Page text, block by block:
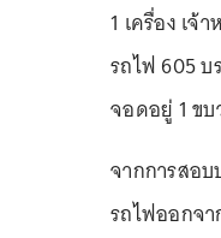
1 เครื่อง เจ้
รถไฟ 605
จอดอยู่ 1 ข
จากการสอ
รถไฟออกจ